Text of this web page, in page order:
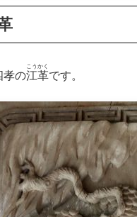
孝の江革
こうかく
です。